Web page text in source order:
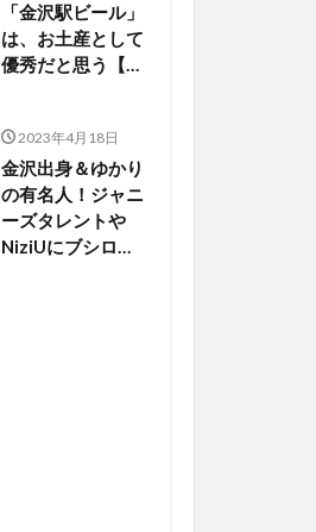
「金沢駅ビール」
は、お土産として
優秀だと思う【か
2023年4月18日
金沢出身＆ゆかり
の有名人！ジャニ
ーズタレントや
NiziUにブシロー